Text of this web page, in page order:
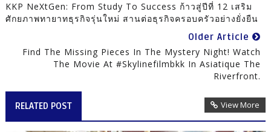
KKP NeXtGen: From Study To Success ก้าวสู่ปีที่ 12 เสริม
ศักยภาพทายาทธุรกิจรุ่นใหม่ สานต่อธุรกิจครอบครัวอย่างยั่งยืน
Older Article
Find The Missing Pieces In The Mystery Night! Watch
The Movie At #Skylinefilmbkk In Asiatique The
Riverfront.
RELATED POST View More